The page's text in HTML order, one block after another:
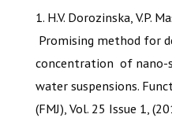
1. H.V. Dorozinska, V.P.
Promising method for
concentration of nano-
water suspensions.
(FMJ), Vol. 25 Issue 1,